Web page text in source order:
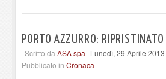
PORTO AZZURRO:
Scritto da ASA spa Lunedì, 29 Aprile
Pubblicato in Cronaca